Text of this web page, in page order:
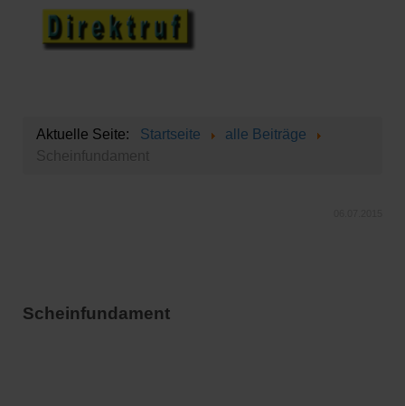
Aktuelle Seite: Startseite
alle Beiträge
Scheinfundament
Scheinfundament